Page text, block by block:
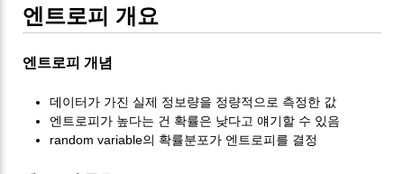
엔트로피 개요
엔트로피 개념
데이터가 가진 실제 정보량을 정량적으로 측정한 값
엔트로피가 높다는 건 확률은 낮다고 얘기할 수 있음
random variable의 확률분포가 엔트로피를 결정